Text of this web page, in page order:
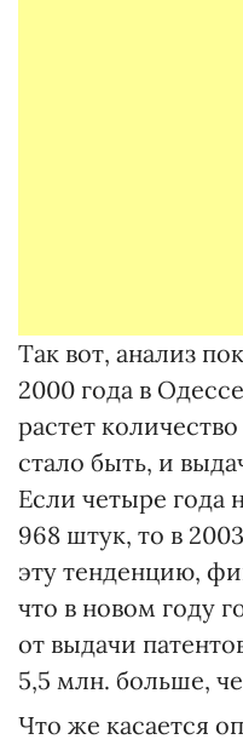
Так вот, анализ
2000 года в
растет
стало быть, и
Если четыре года
968 штук, то в
эту тенденцию,
что в новом году
от выдачи
5,5 млн. больше,
Что же касается